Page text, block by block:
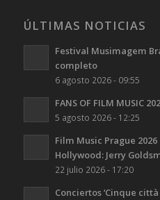
ÚLTIMAS NOTICIAS
Festival Musimagem
completo
6 agosto 2026 - 09:55
FANS OF FILM MUSIC
5 agosto 2026 - 12:25
Film Music Prague
Hollywood: Jerry
22 julio 2026 - 17:20
Conciertos ‘Cinque